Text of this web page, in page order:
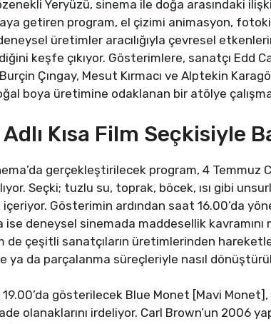
Yeryüzü, sinema ile doğa arasındaki
getiren program, el çizimi animasyon,
üretimler aracılığıyla çevresel
keşfe çıkıyor. Gösterimlere, sanatçı Edd
Burçin Çıngay, Mesut Kırmacı ve Alptekin
boya üretimine odaklanan bir atölye
Kısa Film Seçkisiyle
gerçekleştirilecek program, 4 Temmuz
Seçki; tuzlu su, toprak, böcek, ısı gibi
Gösterimin ardından saat 16.00’da
deneysel sinemada maddesellik kavramını
de çeşitli sanatçıların üretimlerinden
ya da parçalanma süreçleriyle nasıl
gösterilecek Blue Monet [Mavi Monet],
olanaklarını irdeliyor. Carl Brown’un 2006